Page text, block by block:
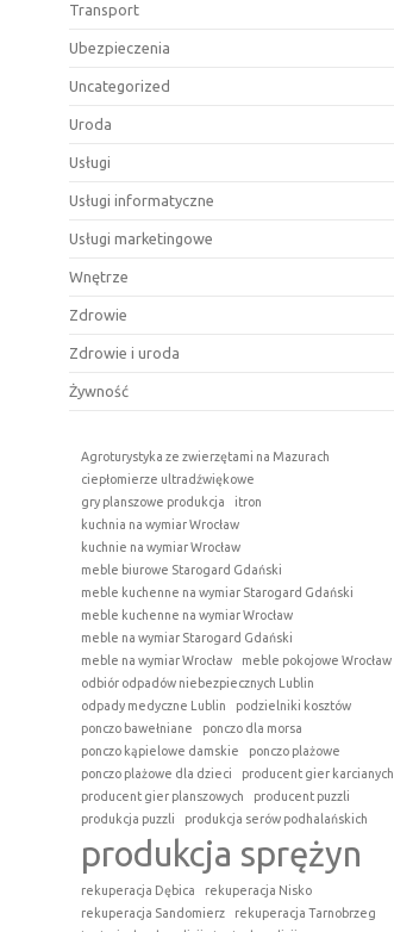
Transport
Ubezpieczenia
Uncategorized
Uroda
Usługi
Usługi informatyczne
Usługi marketingowe
Wnętrze
Zdrowie
Zdrowie i uroda
Żywność
Agroturystyka ze zwierzętami na Mazurach
ciepłomierze ultradźwiękowe
gry planszowe produkcja
itron
kuchnia na wymiar Wrocław
kuchnie na wymiar Wrocław
meble biurowe Starogard Gdański
meble kuchenne na wymiar Starogard Gdański
meble kuchenne na wymiar Wrocław
meble na wymiar Starogard Gdański
meble na wymiar Wrocław
meble pokojowe Wrocław
odbiór odpadów niebezpiecznych Lublin
odpady medyczne Lublin
podzielniki kosztów
ponczo bawełniane
ponczo dla morsa
ponczo kąpielowe damskie
ponczo plażowe
ponczo plażowe dla dzieci
producent gier karcianych
producent gier planszowych
producent puzzli
produkcja puzzli
produkcja serów podhalańskich
produkcja sprężyn
rekuperacja Dębica
rekuperacja Nisko
rekuperacja Sandomierz
rekuperacja Tarnobrzeg